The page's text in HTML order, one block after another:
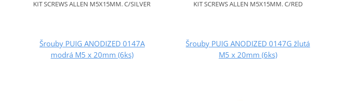
KIT SCREWS ALLEN M5X15MM. C/SILVER KIT SCREWS ALLEN M5X15MM. C/RED
Šrouby PUIG ANODIZED 0147A
modrá M5 x 20mm (6ks)
Šrouby PUIG ANODIZED 0147G žlutá
M5 x 20mm (6ks)